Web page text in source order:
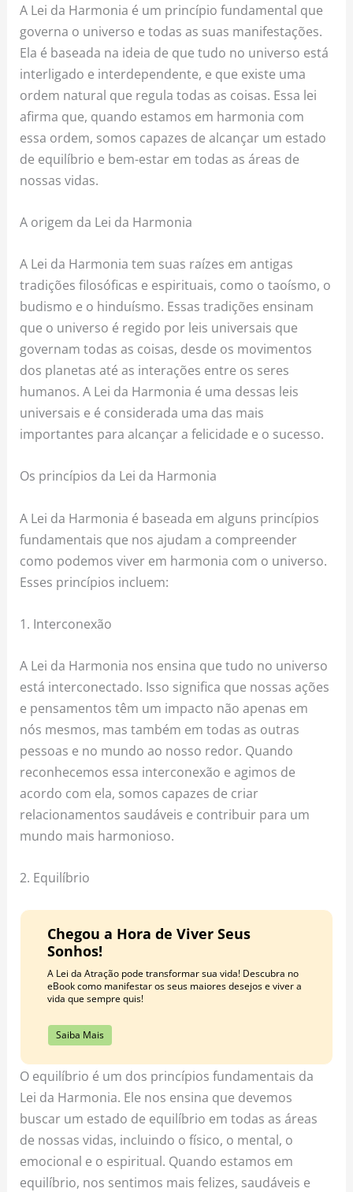
A Lei da Harmonia é um princípio fundamental que
governa o universo e todas as suas manifestações.
Ela é baseada na ideia de que tudo no universo está
interligado e interdependente, e que existe uma
ordem natural que regula todas as coisas. Essa lei
afirma que, quando estamos em harmonia com
essa ordem, somos capazes de alcançar um estado
de equilíbrio e bem-estar em todas as áreas de
nossas vidas.
A origem da Lei da Harmonia
A Lei da Harmonia tem suas raízes em antigas
tradições filosóficas e espirituais, como o taoísmo, o
budismo e o hinduísmo. Essas tradições ensinam
que o universo é regido por leis universais que
governam todas as coisas, desde os movimentos
dos planetas até as interações entre os seres
humanos. A Lei da Harmonia é uma dessas leis
universais e é considerada uma das mais
importantes para alcançar a felicidade e o sucesso.
Os princípios da Lei da Harmonia
A Lei da Harmonia é baseada em alguns princípios
fundamentais que nos ajudam a compreender
como podemos viver em harmonia com o universo.
Esses princípios incluem:
1. Interconexão
A Lei da Harmonia nos ensina que tudo no universo
está interconectado. Isso significa que nossas ações
e pensamentos têm um impacto não apenas em
nós mesmos, mas também em todas as outras
pessoas e no mundo ao nosso redor. Quando
reconhecemos essa interconexão e agimos de
acordo com ela, somos capazes de criar
relacionamentos saudáveis e contribuir para um
mundo mais harmonioso.
2. Equilíbrio
Chegou a Hora de Viver Seus
Sonhos!
A Lei da Atração pode transformar sua vida! Descubra no
eBook como manifestar os seus maiores desejos e viver a
vida que sempre quis!
Saiba Mais
O equilíbrio é um dos princípios fundamentais da
Lei da Harmonia. Ele nos ensina que devemos
buscar um estado de equilíbrio em todas as áreas
de nossas vidas, incluindo o físico, o mental, o
emocional e o espiritual. Quando estamos em
equilíbrio, nos sentimos mais felizes, saudáveis e